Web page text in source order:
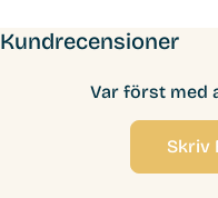
Kundrecensioner
Var först med
Skriv